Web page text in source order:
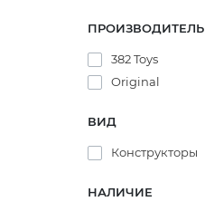
ПРОИЗВОДИТЕЛЬ
382 Toys
Original
ВИД
Конструкторы
НАЛИЧИЕ